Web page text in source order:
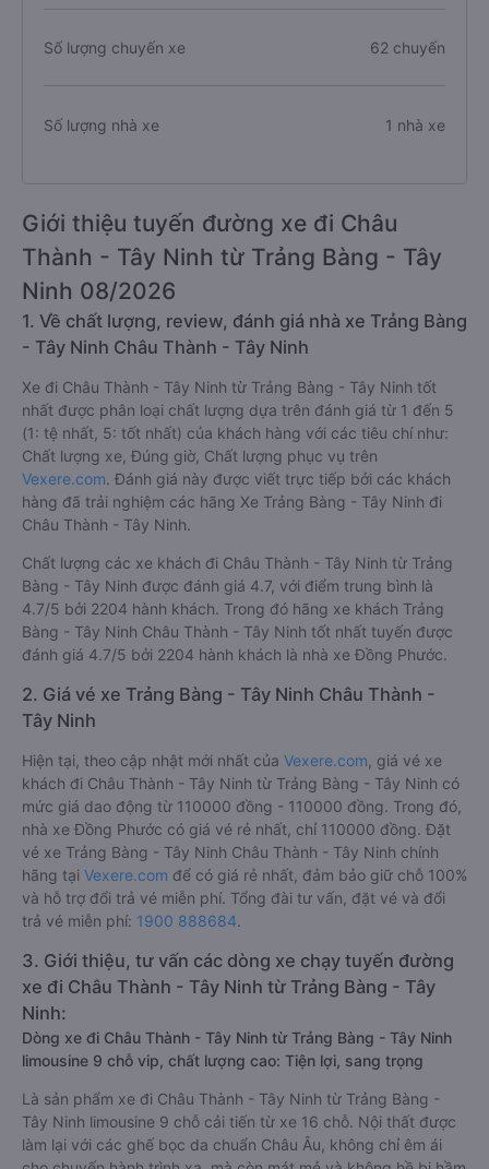
Số lượng chuyến xe 62 chuyến
Số lượng nhà xe 1 nhà xe
Giới thiệu tuyến đường xe đi Châu
Thành - Tây Ninh từ Trảng Bàng - Tây
Ninh 08/2026
1. Về chất lượng, review, đánh giá nhà xe Trảng Bàng
- Tây Ninh Châu Thành - Tây Ninh
Xe đi Châu Thành - Tây Ninh từ Trảng Bàng - Tây Ninh tốt
nhất được phân loại chất lượng dựa trên đánh giá từ 1 đến 5
(1: tệ nhất, 5: tốt nhất) của khách hàng với các tiêu chí như:
Chất lượng xe, Đúng giờ, Chất lượng phục vụ trên
Vexere.com. Đánh giá này được viết trực tiếp bởi các khách
hàng đã trải nghiệm các hãng Xe Trảng Bàng - Tây Ninh đi
Châu Thành - Tây Ninh.
Chất lượng các xe khách đi Châu Thành - Tây Ninh từ Trảng
Bàng - Tây Ninh được đánh giá 4.7, với điểm trung bình là
4.7/5 bởi 2204 hành khách. Trong đó hãng xe khách Trảng
Bàng - Tây Ninh Châu Thành - Tây Ninh tốt nhất tuyến được
đánh giá 4.7/5 bởi 2204 hành khách là nhà xe Đồng Phước.
2. Giá vé xe Trảng Bàng - Tây Ninh Châu Thành -
Tây Ninh
Hiện tại, theo cập nhật mới nhất của Vexere.com , giá vé xe
khách đi Châu Thành - Tây Ninh từ Trảng Bàng - Tây Ninh có
mức giá dao động từ 110000 đồng - 110000 đồng. Trong đó,
nhà xe Đồng Phước có giá vé rẻ nhất, chỉ 110000 đồng. Đặt
vé xe Trảng Bàng - Tây Ninh Châu Thành - Tây Ninh chính
hãng tại Vexere.com để có giá rẻ nhất, đảm bảo giữ chỗ 100%
và hỗ trợ đổi trả vé miễn phí. Tổng đài tư vấn, đặt vé và đổi
trả vé miễn phí: 1900 888684.
3. Giới thiệu, tư vấn các dòng xe chạy tuyến đường
xe đi Châu Thành - Tây Ninh từ Trảng Bàng - Tây
Ninh:
Dòng xe đi Châu Thành - Tây Ninh từ Trảng Bàng - Tây Ninh
limousine 9 chỗ vip, chất lượng cao: Tiện lợi, sang trọng
Là sản phẩm xe đi Châu Thành - Tây Ninh từ Trảng Bàng -
Tây Ninh limousine 9 chỗ cải tiến từ xe 16 chỗ. Nội thất được
làm lại với các ghế bọc da chuẩn Châu Âu, không chỉ êm ái